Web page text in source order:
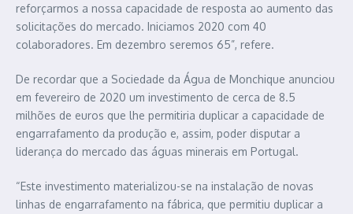
reforçarmos a nossa capacidade de resposta ao aumento das
solicitações do mercado. Iniciamos 2020 com 40
colaboradores. Em dezembro seremos 65”, refere.
De recordar que a Sociedade da Água de Monchique anunciou
em fevereiro de 2020 um investimento de cerca de 8.5
milhões de euros que lhe permitiria duplicar a capacidade de
engarrafamento da produção e, assim, poder disputar a
liderança do mercado das águas minerais em Portugal.
“Este investimento materializou-se na instalação de novas
linhas de engarrafamento na fábrica, que permitiu duplicar a